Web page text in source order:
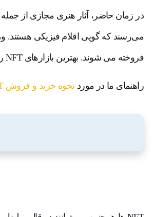
در زمان حاضر، آثار هنری مجازی از
فروخته می شوند. بهترین بازارهای NFT را
راهنمای ما در مورد نحوه خرید و فروش NFT